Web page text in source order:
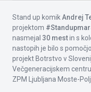
Stand up komikAndrej
projektom
nasmejal 30 mestin s
nastopih je bilo s
projekt Botrstvo v
Večgeneracijskem
ZPM Ljubljana Moste-